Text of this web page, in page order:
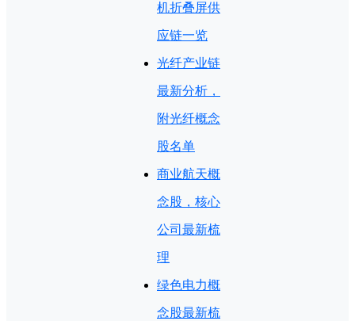
机折叠屏供
应链一览
光纤产业链
最新分析，
附光纤概念
股名单
商业航天概
念股，核心
公司最新梳
理
绿色电力概
念股最新梳